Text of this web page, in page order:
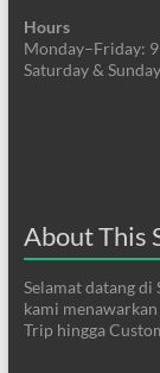
Hours
Monday–Friday:
Saturday &
About This
Selamat datang
kami
Trip hingga